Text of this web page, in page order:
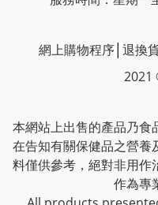
網上購物程序 退換
2021
本網站上出售的產品乃食
在告知有關保健品之營養
料僅供參考，絕對非用作
作為專